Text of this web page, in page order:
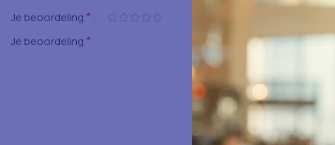
Je beoordeling *
Je beoordeling *